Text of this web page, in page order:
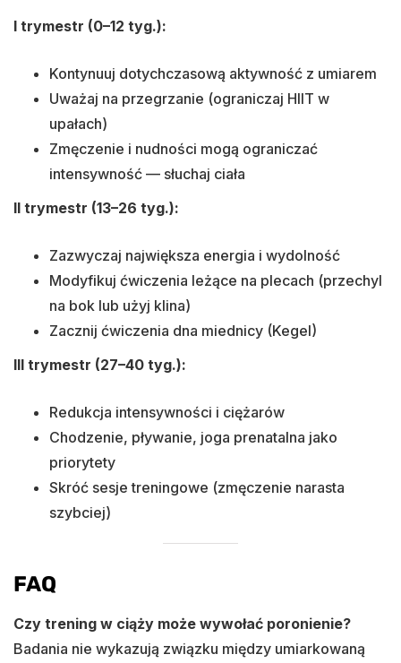
I trymestr (0–12 tyg.):
Kontynuuj dotychczasową aktywność z umiarem
Uważaj na przegrzanie (ograniczaj HIIT w
upałach)
Zmęczenie i nudności mogą ograniczać
intensywność — słuchaj ciała
II trymestr (13–26 tyg.):
Zazwyczaj największa energia i wydolność
Modyfikuj ćwiczenia leżące na plecach (przechyl
na bok lub użyj klina)
Zacznij ćwiczenia dna miednicy (Kegel)
III trymestr (27–40 tyg.):
Redukcja intensywności i ciężarów
Chodzenie, pływanie, joga prenatalna jako
priorytety
Skróć sesje treningowe (zmęczenie narasta
szybciej)
FAQ
Czy trening w ciąży może wywołać poronienie?
Badania nie wykazują związku między umiarkowaną